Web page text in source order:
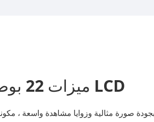
ميزات 22 بوصة لوحة جبل شاشة LCD